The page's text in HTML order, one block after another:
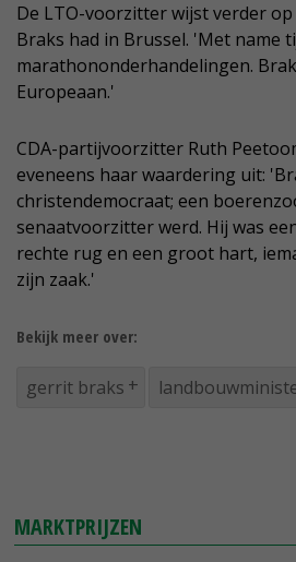
De LTO-voorzitter wijst verder
Braks had in Brussel. 'Met name
marathononderhandelingen.
Europeaan.'
CDA-partijvoorzitter Ruth
eveneens haar waardering uit:
christendemocraat; een
senaatvoorzitter werd. Hij was
rechte rug en een groot hart,
zijn zaak.'
Bekijk meer over:
gerrit braks
MARKTPRIJZEN